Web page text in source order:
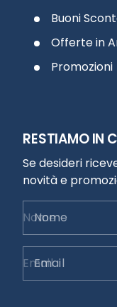
Buoni
Offerte in
Promozioni
RESTIAMO IN
Se desideri
novità e
Nome
Email